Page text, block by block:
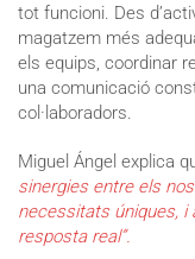
tot funcioni. Des
magatzem més
els equips, coordinar
una comunicació
col·laboradors.
Miguel Ángel explica
sinergies entre els
necessitats úniques, i
resposta real”.